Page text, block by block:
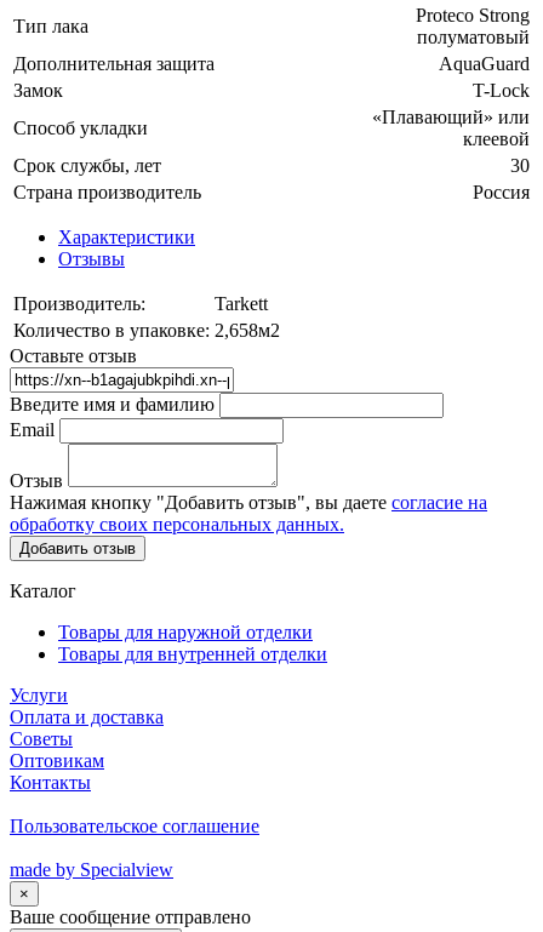
Тип лака
Proteco Strong
полуматовый
Дополнительная защита
AquaGuard
Замок
T-Lock
Способ укладки
«Плавающий» или
клеевой
Срок службы, лет
30
Страна производитель
Россия
Характеристики
Отзывы
Производитель:
Tarkett
Количество в упаковке: 2,658м2
Оставьте отзыв
Введите имя и фамилию
Email
Отзыв
Нажимая кнопку "Добавить отзыв", вы даете согласие на
обработку своих персональных данных.
Добавить отзыв
Каталог
Товары для наружной отделки
Товары для внутренней отделки
Услуги
Оплата и доставка
Советы
Оптовикам
Контакты
Пользовательское соглашение
made by Specialview
×
Ваше сообщение отправлено